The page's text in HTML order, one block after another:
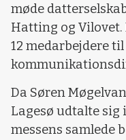
møde
Hatting og Vilovet.
12 medarbejdere
Da Søren
Lagesø udtalte sig
messens samlede